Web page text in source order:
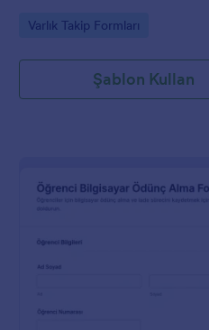
isteyen kişi ve ekipler için idealdir.
Go to Category:
Varlık Takip Formları
Şablon Kullan